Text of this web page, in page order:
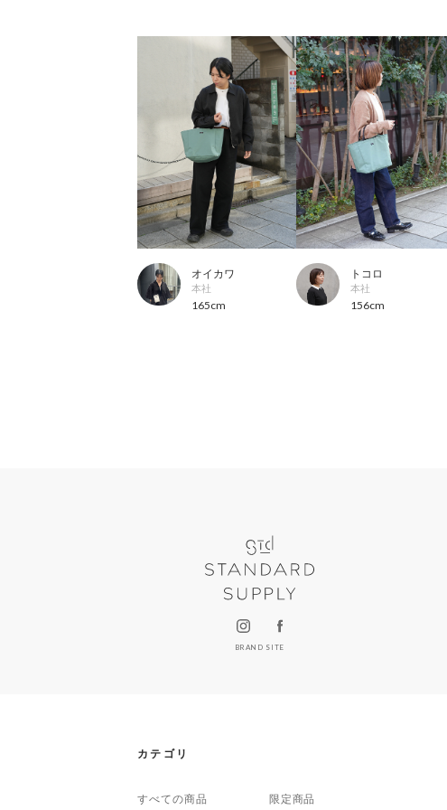
オイカワ
本社
165cm
トコロ
本社
156cm
BRAND SITE
カテゴリ
すべての商品 限定商品